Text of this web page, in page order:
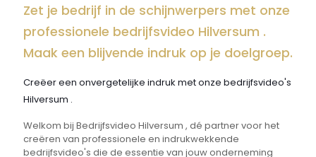
Zet je bedrijf in de schijnwerpers met onze
professionele bedrijfsvideo Hilversum .
Maak een blijvende indruk op je doelgroep.
Creëer een onvergetelijke indruk met onze bedrijfsvideo's
Hilversum .
Welkom bij Bedrijfsvideo Hilversum , dé partner voor het
creëren van professionele en indrukwekkende
bedrijfsvideo's die de essentie van jouw onderneming